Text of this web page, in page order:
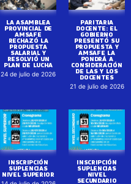
LA ASAMBLEA
PROVINCIAL DE
AMSAFE
RECHAZÓ LA
PROPUESTA
SALARIAL Y
RESOLVIÓ UN
PLAN DE LUCHA
24 de julio de 2026
PARITARIA
DOCENTE: EL
GOBIERNO
PRESENTÓ SU
PROPUESTA Y
AMSAFE LA
PONDRÁ A
CONSIDERACIÓN
DE LAS Y LOS
DOCENTES
21 de julio de 2026
INSCRIPCIÓN
SUPLENCIAS
NIVEL SUPERIOR
INSCRIPCIÓN
SUPLENCIAS
NIVEL
SECUNDARIO